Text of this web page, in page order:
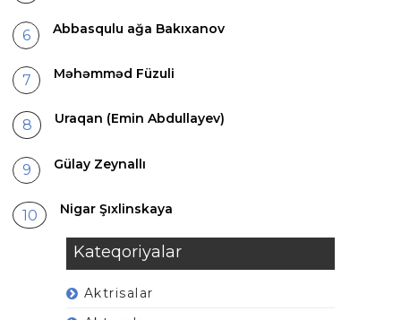
Abbasqulu ağa Bakıxanov
Məhəmməd Füzuli
Uraqan (Emin Abdullayev)
Gülay Zeynallı
Nigar Şıxlinskaya
Kateqoriyalar
Aktrisalar